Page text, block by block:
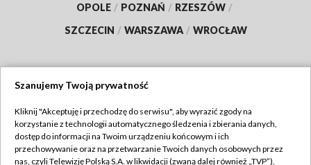
OPOLE / POZNAŃ / RZESZÓW /
SZCZECIN / WARSZAWA / WROCŁAW
TVP
Abonament TVP
Regulamin TVP
Szanujemy Twoją prywatność
Kliknij "Akceptuję i przechodzę do serwisu", aby wyrazić zgody na
korzystanie z technologii automatycznego śledzenia i zbierania danych,
dostęp do informacji na Twoim urządzeniu końcowym i ich
przechowywanie oraz na przetwarzanie Twoich danych osobowych przez
nas, czyli Telewizję Polską S.A. w likwidacji (zwaną dalej również „TVP”),